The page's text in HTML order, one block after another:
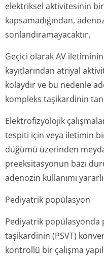
elektriksel aktivitesinin
kapsamadığından,
sonlandıramay­acaktır.
Geçici olarak AV iletiminin
kayıtlarından atriyal
kolaydır ve bu nedenle
kompleks taşikardinin
Elektrofizyolojik
tespiti için veya iletimin
düğümü üzerinden
preeksitasyonun bazı
adenozin kullanımı
Pediyatrik popülasyon
Pediyatrik
taşikardinin (PSVT)
kontrollü bir çalışma